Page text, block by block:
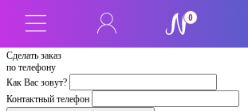
Сделать заказ
по телефону
Как Вас зовут?
Контактный телефон
0